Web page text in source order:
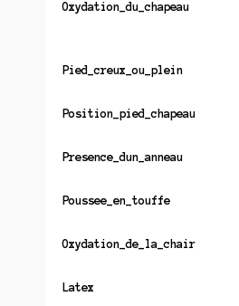
Oxydation_du_chapeau
Pied_creux_ou_plein
Position_pied_chapeau
Presence_dun_anneau
Poussee_en_touffe
Oxydation_de_la_chair
Latex